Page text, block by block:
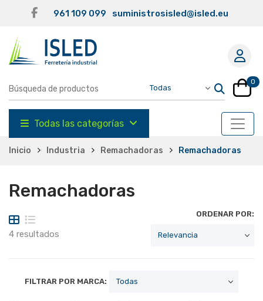
961 109 099 suministrosisled@isled.eu
0
Todas las categorías
Inicio Industria Remachadoras Remachadoras
Remachadoras
4 resultados
ORDENAR POR:
FILTRAR POR MARCA: